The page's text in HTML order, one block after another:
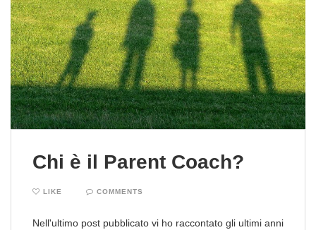
Chi è il Parent Coach?
LIKE COMMENTS
Nell'ultimo post pubblicato vi ho raccontato gli ultimi anni